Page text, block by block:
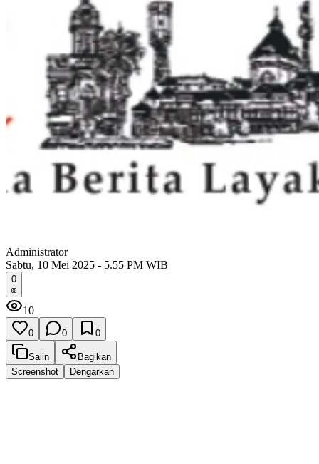
Administrator
Sabtu, 10 Mei 2025 - 5.55 PM WIB
0
10
0 0 0
Salin
Bagikan
Screenshot
Dengarkan